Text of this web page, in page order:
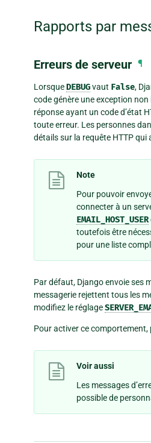
Rapports par
Erreurs de serveur ¶
LorsqueDEBUGvaut False,
code génère une exception
réponse ayant un code d’état
toute erreur. Les personnes
détails sur la requête HTTP qui
Note
Pour pouvoir
connecter à un
EMAIL_HOST_USER
toutefois être
pour une liste
Par défaut, Django envoie ses
messagerie rejettent tous les
modifiez le réglage
Pour activer ce comportement,
Voir aussi
Les messages
possible de